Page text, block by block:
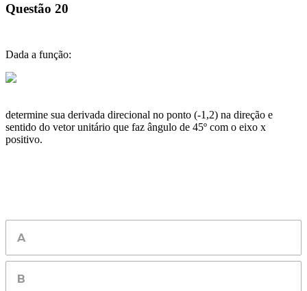
Questão 20
Dada a função:
determine sua derivada direcional no ponto (-1,2) na direção e
sentido do vetor unitário que faz ângulo de 45º com o eixo x
positivo.